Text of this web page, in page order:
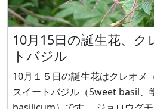
10月15日の誕生花、
トバジル
10月１５日の誕生花はクレオメ
スイートバジル（Sweet basil